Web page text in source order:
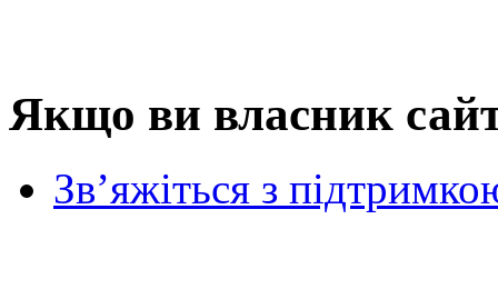
Якщо ви власник
Зв’яжіться з